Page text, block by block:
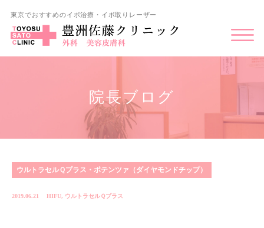
東京でおすすめのイボ治療・イボ取りレーザー
院長ブログ
ウルトラセルＱプラス・ポテンツァ（ダイヤモンドチップ）
2019.06.21 HIFU, ウルトラセルＱプラス